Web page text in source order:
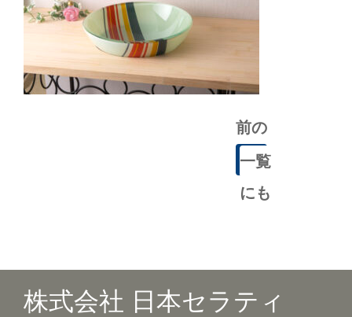
前の
記事
一覧
にも
株式会社 日本セラティ